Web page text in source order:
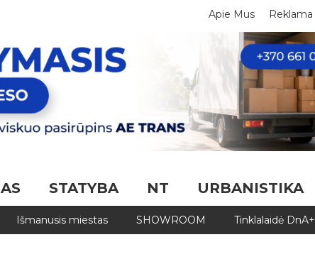
Apie Mus Reklama
STATYBA NT URBANISTIKA
Išmanusis miestas SHOWROOM Tinklalaidė DnA+